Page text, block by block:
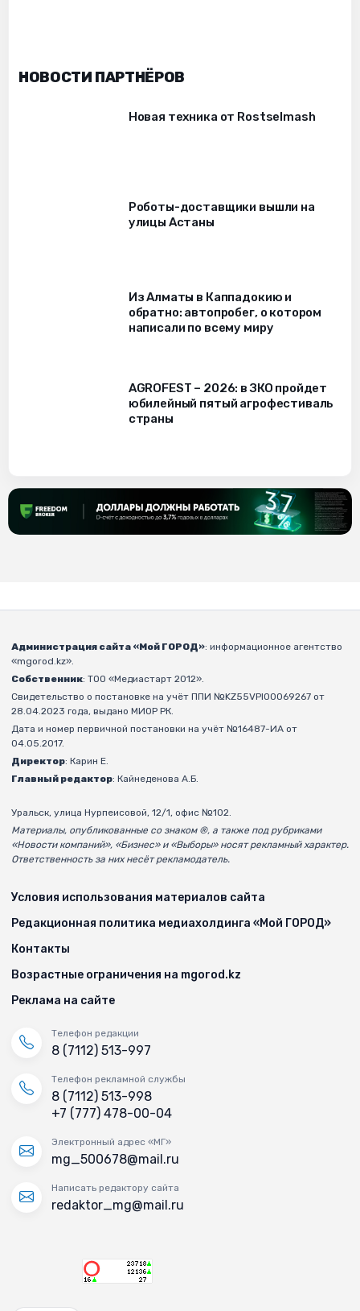
НОВОСТИ ПАРТНЁРОВ
Новая техника от Rostselmash
Роботы-доставщики вышли на
улицы Астаны
Из Алматы в Каппадокию и
обратно: автопробег, о котором
написали по всему миру
AGROFEST – 2026: в ЗКО пройдет
юбилейный пятый агрофестиваль
страны
Администрация сайта «Мой ГОРОД»: информационное агентство
«mgorod.kz».
Собственник: ТОО «Медиастарт 2012».
Свидетельство о постановке на учёт ППИ №KZ55VPI00069267 от
28.04.2023 года, выдано МИОР РК.
Дата и номер первичной постановки на учёт №16487-ИА от
04.05.2017.
Директор: Карин Е.
Главный редактор: Кайнеденова А.Б.
Уральск, улица Нурпеисовой, 12/1, офис №102.
Материалы, опубликованные со знаком ®, а также под рубриками
«Новости компаний», «Бизнес» и «Выборы» носят рекламный характер.
Ответственность за них несёт рекламодатель.
Условия использования материалов сайта
Редакционная политика медиахолдинга «Мой ГОРОД»
Контакты
Возрастные ограничения на mgorod.kz
Реклама на сайте
Телефон редакции
8 (7112) 513-997
Телефон рекламной службы
8 (7112) 513-998
+7 (777) 478-00-04
Электронный адрес «МГ»
mg_500678@mail.ru
Написать редактору сайта
redaktor_mg@mail.ru